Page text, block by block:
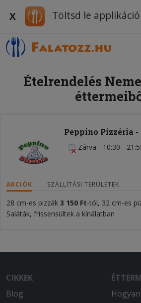
X Töltsd le
Ételrendelés
Peppino Pizzéria -
Zárva - 10:30 -
AKCIÓK SZÁLLÍTÁSI TERÜLETEK
28 cm-es pizzák 3 150 Ft-tól, 32 cm-es
Saláták, frissensültek a kínálatban
CIKKEK
Blog